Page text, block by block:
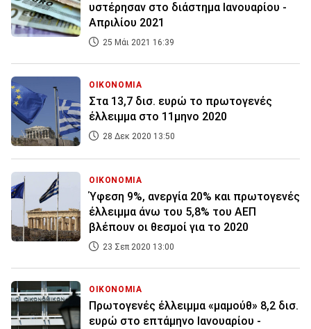
υστέρησαν στο διάστημα Ιανουαρίου -
Απριλίου 2021
25 Μάι 2021 16:39
ΟΙΚΟΝΟΜΙΑ
Στα 13,7 δισ. ευρώ το πρωτογενές
έλλειμμα στο 11μηνο 2020
28 Δεκ 2020 13:50
ΟΙΚΟΝΟΜΙΑ
Ύφεση 9%, ανεργία 20% και πρωτογενές
έλλειμμα άνω του 5,8% του ΑΕΠ
βλέπουν οι θεσμοί για το 2020
23 Σεπ 2020 13:00
ΟΙΚΟΝΟΜΙΑ
Πρωτογενές έλλειμμα «μαμούθ» 8,2 δισ.
ευρώ στο επτάμηνο Ιανουαρίου -